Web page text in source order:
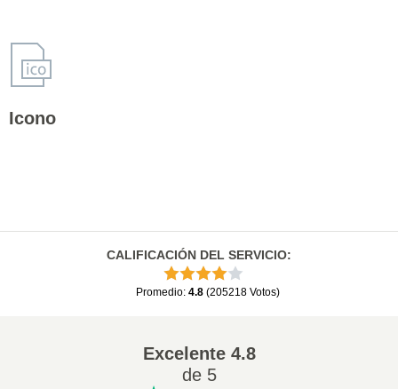
Icono
CALIFICACIÓN DEL SERVICIO:
Promedio: 4.8 (205218 Votos)
Excelente4.8
de 5